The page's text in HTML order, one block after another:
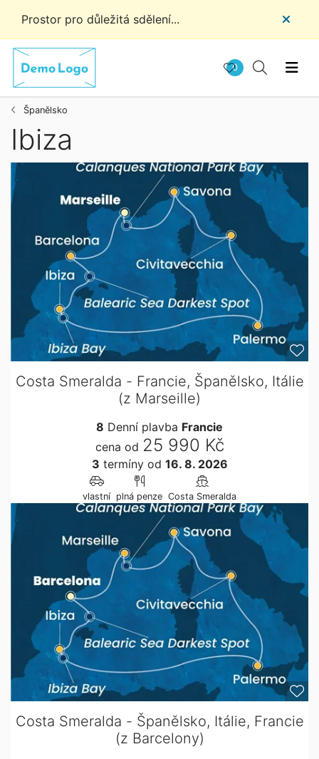
Prostor pro důležitá sdělení...
0
Španělsko
Ibiza
Costa Smeralda - Francie, Španělsko, Itálie
(z Marseille)
8 Denní plavba Francie
cena od 25 990 Kč
3 termínyod 16. 8. 2026
vlastní plná penze Costa Smeralda
Costa Smeralda - Španělsko, Itálie, Francie
(z Barcelony)